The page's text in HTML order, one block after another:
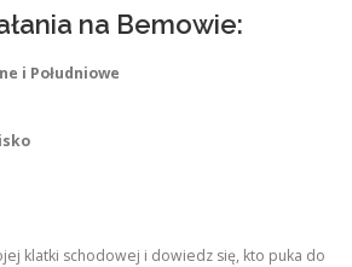
na Bemowie:
i Południowe
klatki schodowej i dowiedz się, kto puka do